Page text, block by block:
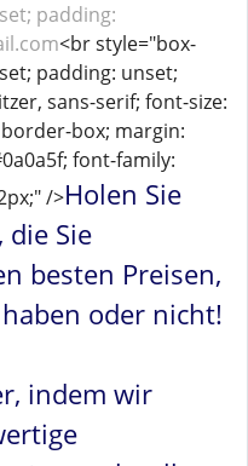
padding:
<br style="box-
padding: unset;
sans-serif; font-size:
box; margin:
font-family:
/>Holen Sie
Sie
besten Preisen,
oder nicht!
indem wir